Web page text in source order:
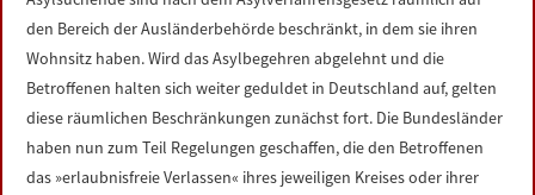
IMPRESSUM
den Bereich der Ausländerbehörde beschränkt, in dem sie ihren
Wohnsitz haben. Wird das Asylbegehren abgelehnt und die
Betroffenen halten sich weiter geduldet in Deutschland auf, gelten
diese räumlichen Beschränkungen zunächst fort. Die Bundesländer
haben nun zum Teil Regelungen geschaffen, die den Betroffenen
das »erlaubnisfreie Verlassen« ihres jeweiligen Kreises oder ihrer